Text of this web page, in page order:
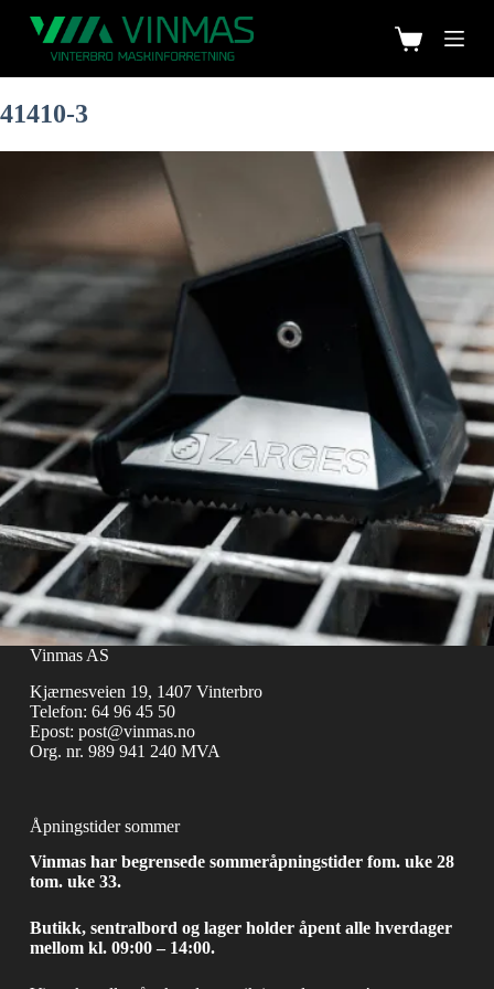
41410-3
Vinmas AS
Kjærnesveien 19, 1407 Vinterbro
Telefon: 64 96 45 50
Epost: post@vinmas.no
Org. nr. 989 941 240 MVA
Åpningstider sommer
Vinmas har begrensede sommeråpningstider fom. uke 28
tom. uke 33.
Butikk, sentralbord og lager holder åpent alle hverdager
mellom kl. 09:00 – 14:00.